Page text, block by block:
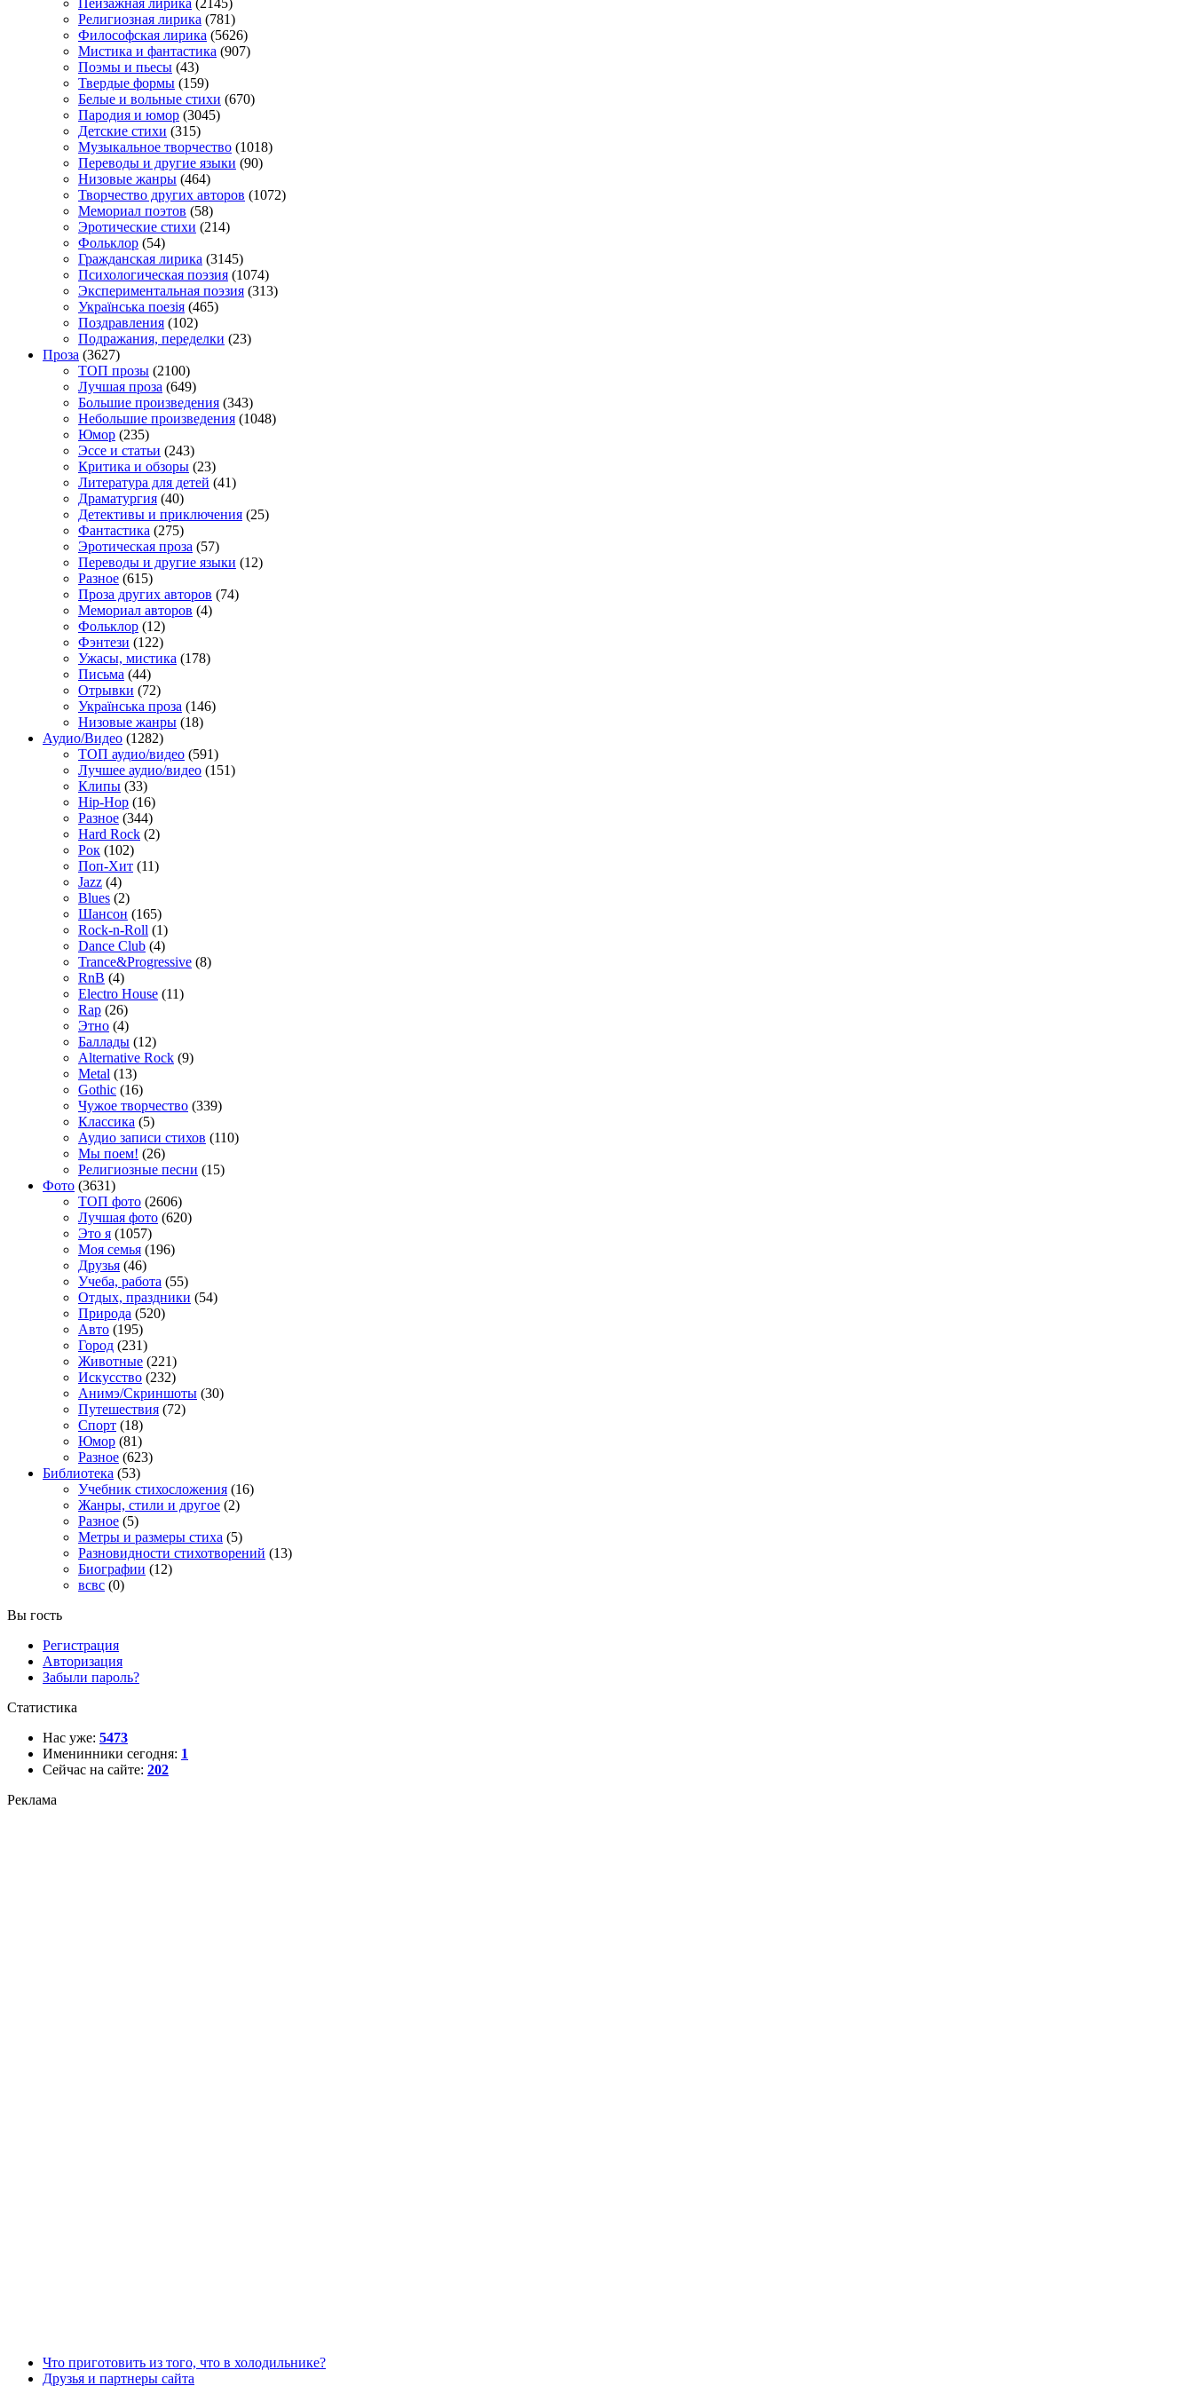
Религиозная лирика (781)
Философская лирика (5626)
Мистика и фантастика (907)
Поэмы и пьесы (43)
Твердые формы (159)
Белые и вольные стихи (670)
Пародия и юмор (3045)
Детские стихи (315)
Музыкальное творчество (1018)
Переводы и другие языки (90)
Низовые жанры (464)
Творчество других авторов (1072)
Мемориал поэтов (58)
Эротические стихи (214)
Фольклор (54)
Гражданская лирика (3145)
Психологическая поэзия (1074)
Экспериментальная поэзия (313)
Українська поезія (465)
Поздравления (102)
Подражания, переделки (23)
Проза (3627)
TOП прозы (2100)
Лучшая проза (649)
Большие произведения (343)
Небольшие произведения (1048)
Юмор (235)
Эссе и статьи (243)
Критика и обзоры (23)
Литература для детей (41)
Драматургия (40)
Детективы и приключения (25)
Фантастика (275)
Эротическая проза (57)
Переводы и другие языки (12)
Разное (615)
Проза других авторов (74)
Мемориал авторов (4)
Фольклор (12)
Фэнтези (122)
Ужасы, мистика (178)
Письма (44)
Отрывки (72)
Українська проза (146)
Низовые жанры (18)
Аудио/Видео (1282)
TOП аудио/видео (591)
Лучшее аудио/видео (151)
Клипы (33)
Hip-Hop (16)
Разное (344)
Hard Rock (2)
Рок (102)
Поп-Хит (11)
Jazz (4)
Blues (2)
Шансон (165)
Rock-n-Roll (1)
Dance Club (4)
Trance&Progressive (8)
RnB (4)
Electro House (11)
Rap (26)
Этно (4)
Баллады (12)
Alternative Rock (9)
Metal (13)
Gothic (16)
Чужое творчество (339)
Классика (5)
Аудио записи стихов (110)
Мы поем! (26)
Религиозные песни (15)
Фото (3631)
TOП фото (2606)
Лучшая фото (620)
Это я (1057)
Моя семья (196)
Друзья (46)
Учеба, работа (55)
Отдых, праздники (54)
Природа (520)
Авто (195)
Город (231)
Животные (221)
Искусство (232)
Анимэ/Скриншоты (30)
Путешествия (72)
Спорт (18)
Юмор (81)
Разное (623)
Библиотека (53)
Учебник стихосложения (16)
Жанры, стили и другое (2)
Разное (5)
Метры и размеры стиха (5)
Разновидности стихотворений (13)
Биографии (12)
всвс (0)
Вы гость
Регистрация
Авторизация
Забыли пароль?
Статистика
Нас уже: 5473
Именинники сегодня: 1
Сейчас на сайте: 202
Реклама
Что приготовить из того, что в холодильнике?
Друзья и партнеры сайта